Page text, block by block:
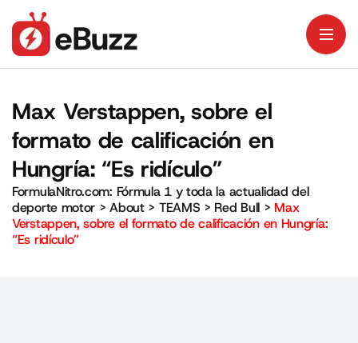
Max Verstappen, sobre el
formato de calificación en
Hungría: “Es ridículo”
FormulaNitro.com: Fórmula 1 y toda la actualidad del
deporte motor >About> TEAMS > Red Bull > Max
Verstappen, sobre el formato de calificación en Hungría:
“Es ridículo”